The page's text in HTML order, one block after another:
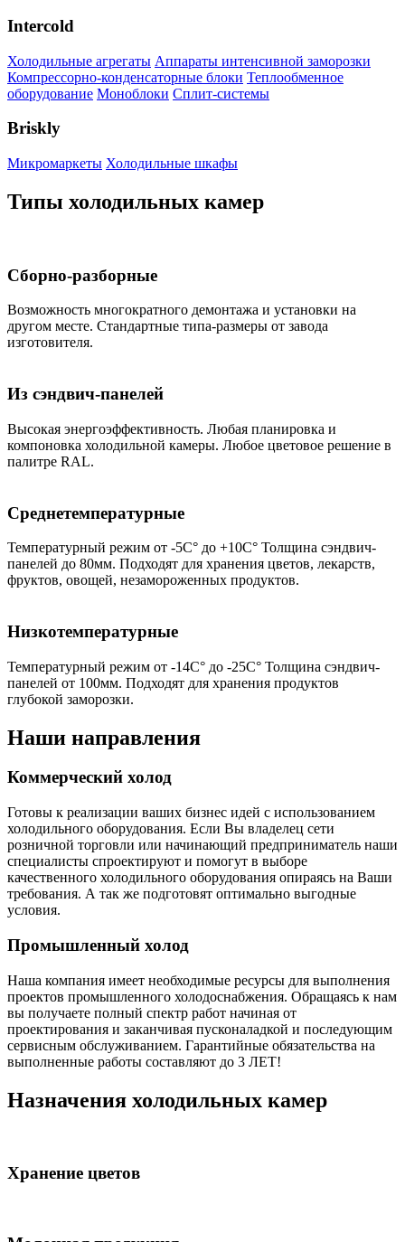
Intercold
Холодильные агрегаты Аппараты интенсивной заморозки
Компрессорно-конденсаторные блоки Теплообменное
оборудование Моноблоки Сплит-системы
Briskly
Микромаркеты Холодильные шкафы
Типы холодильных камер
Сборно-разборные
Возможность многократного демонтажа и установки на
другом месте. Стандартные типа-размеры от завода
изготовителя.
Из сэндвич-панелей
Высокая энергоэффективность. Любая планировка и
компоновка холодильной камеры. Любое цветовое решение в
палитре RAL.
Среднетемпературные
Температурный режим от -5С° до +10С° Толщина сэндвич-
панелей до 80мм. Подходят для хранения цветов, лекарств,
фруктов, овощей, незамороженных продуктов.
Низкотемпературные
Температурный режим от -14С° до -25С° Толщина сэндвич-
панелей от 100мм. Подходят для хранения продуктов
глубокой заморозки.
Наши направления
Коммерческий холод
Готовы к реализации ваших бизнес идей с использованием
холодильного оборудования. Если Вы владелец сети
розничной торговли или начинающий предприниматель наши
специалисты спроектируют и помогут в выборе
качественного холодильного оборудования опираясь на Ваши
требования. А так же подготовят оптимально выгодные
условия.
Промышленный холод
Наша компания имеет необходимые ресурсы для выполнения
проектов промышленного холодоснабжения. Обращаясь к нам
вы получаете полный спектр работ начиная от
проектирования и заканчивая пусконаладкой и последующим
сервисным обслуживанием. Гарантийные обязательства на
выполненные работы составляют до 3 ЛЕТ!
Назначения холодильных камер
Хранение цветов